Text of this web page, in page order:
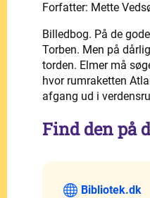
Forfatter: Mette
Billedbog. På de
Torben. Men på
torden. Elmer må
hvor rumraketten
afgang ud i
Find den på
Bibliotek.dk